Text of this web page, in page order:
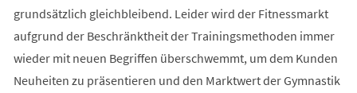
grundsätzlich gleichbleibend. Leider wird der Fitnessmarkt
aufgrund der Beschränktheit der Trainingsmethoden immer
wieder mit neuen Begriffen überschwemmt, um dem Kunden
Neuheiten zu präsentieren und den Marktwert der Gymnastik